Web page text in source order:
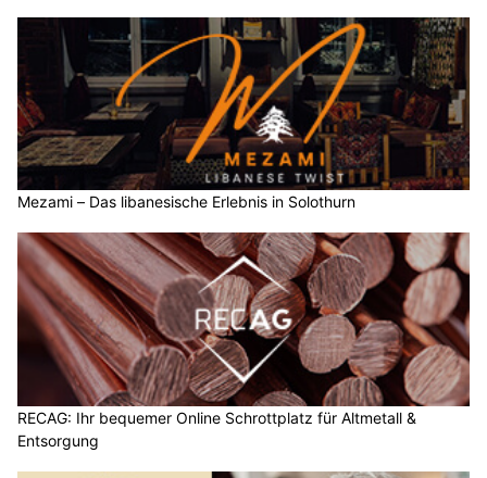
Mezami – Das libanesische Erlebnis in Solothurn
RECAG: Ihr bequemer Online Schrottplatz für Altmetall &
Entsorgung